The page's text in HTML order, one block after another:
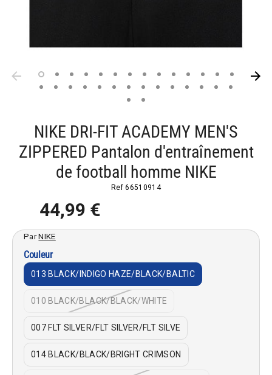
NIKE DRI-FIT ACADEMY MEN'S
ZIPPERED Pantalon d'entraînement
de football homme NIKE
Ref66510914
44,99 €
ParNIKE
Couleur
013 BLACK/INDIGO HAZE/BLACK/BALTIC
010 BLACK/BLACK/BLACK/WHITE
007 FLT SILVER/FLT SILVER/FLT SILVE
014 BLACK/BLACK/BRIGHT CRIMSON